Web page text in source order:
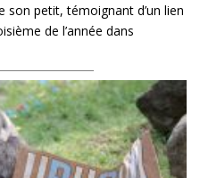
petit, témoignant d’un lien
de l’année dans